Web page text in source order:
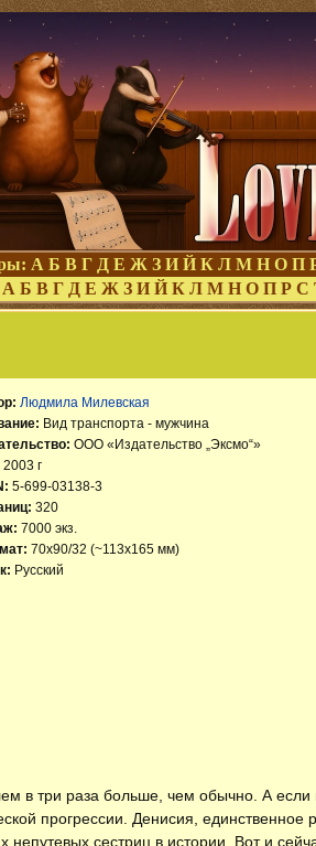
А Б В Г Д Е Ж З И Й К Л М Н О П
А Б В Г Д Е Ж З И Й К Л М Н О П Р С
Людмила Милевская
Вид транспорта - мужчина
ООО «Издательство „Эксмо“»
2003 г
5-699-03138-3
320
7000 экз.
70x90/32 (~113х165 мм)
Русский
в три раза больше, чем обычно. А
прогрессии. Денисия,
непутевых сестриц в истории. Вот и